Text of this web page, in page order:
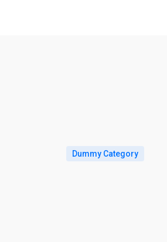
Dummy Category